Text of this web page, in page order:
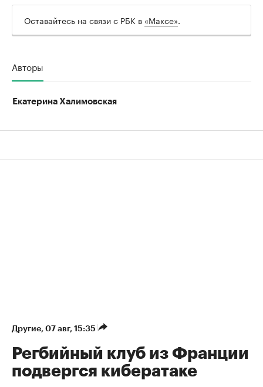
Оставайтесь на связи с РБК в «Максе».
Авторы
Екатерина Халимовская
Другие⁠, 07 авг, 15:35
Регбийный клуб из Франции
подвергся кибератаке